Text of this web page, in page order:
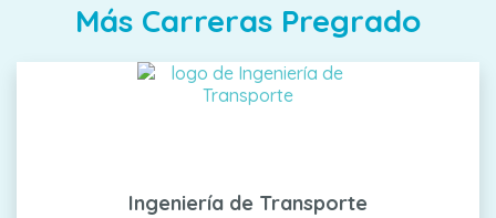
Más Carreras Pregrado
Ingeniería de Transporte